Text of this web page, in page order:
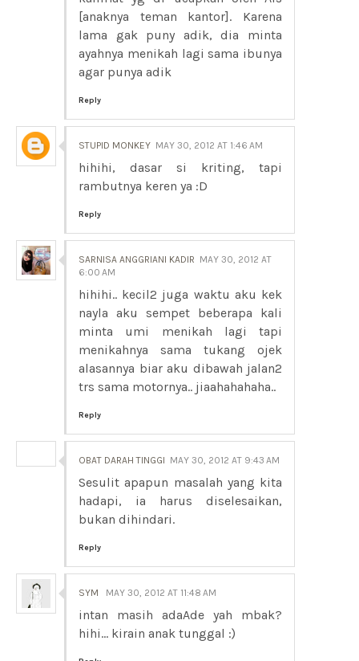
[anaknya teman kantor]. Karena
lama gak puny adik, dia minta
ayahnya menikah lagi sama ibunya
agar punya adik
Reply
STUPID MONKEY MAY 30, 2012 AT 1:46 AM
hihihi, dasar si kriting, tapi
rambutnya keren ya :D
Reply
SARNISA ANGGRIANI KADIR MAY 30, 2012 AT
6:00 AM
hihihi.. kecil2 juga waktu aku kek
nayla aku sempet beberapa kali
minta umi menikah lagi tapi
menikahnya sama tukang ojek
alasannya biar aku dibawah jalan2
trs sama motornya.. jiaahahahaha..
Reply
OBAT DARAH TINGGI MAY 30, 2012 AT 9:43 AM
Sesulit apapun masalah yang kita
hadapi, ia harus diselesaikan,
bukan dihindari.
Reply
SYM MAY 30, 2012 AT 11:48 AM
intan masih adaAde yah mbak?
hihi... kirain anak tunggal :)